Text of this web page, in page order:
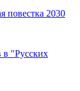
повестка 2030
в "Русских